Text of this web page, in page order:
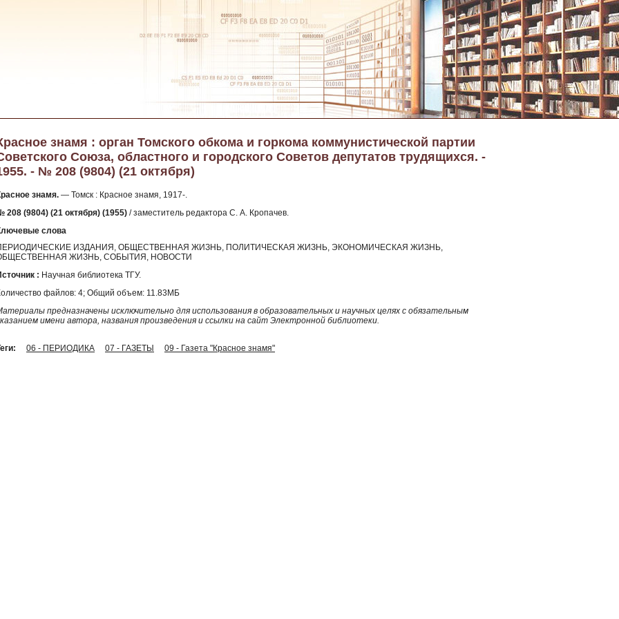
знамя : орган Томского обкома и горкома коммунистической партии
Союза, областного и городского Советов депутатов трудящихся. -
- № 208 (9804) (21 октября)
знамя. — Томск : Красное знамя, 1917-.
208 (9804) (21 октября) (1955) / заместитель редактора С. А. Кропачев.
слова
ИЗДАНИЯ, ОБЩЕСТВЕННАЯ ЖИЗНЬ, ПОЛИТИЧЕСКАЯ ЖИЗНЬ, ЭКОНОМИЧЕСКАЯ ЖИЗНЬ,
ЖИЗНЬ, СОБЫТИЯ, НОВОСТИ
: Научная библиотека ТГУ.
файлов: 4; Общий объем: 11.83МБ
предназначены исключительно для использования в образовательных и научных целях с обязательным
имени автора, названия произведения и ссылки на сайт Электронной библиотеки.
06 - ПЕРИОДИКА 07 - ГАЗЕТЫ 09 - Газета "Красное знамя"